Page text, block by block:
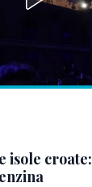
isole croate: